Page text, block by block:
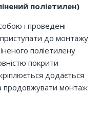
поліетилен)
і проведені
приступати до монтажу
поліетилену
покрити
додається
продовжувати монтаж